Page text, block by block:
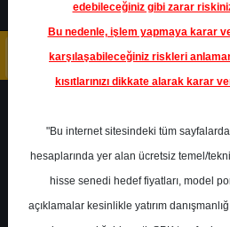
Ana Sayfa Raporlar
Rapor Detay
edebileceğiniz gibi zarar
Bu nedenle, işlem yapmaya karar
karşılaşabileceğiniz riskleri
kısıtlarınızı dikkate alarak karar
"Bu internet sitesindeki tüm
hesaplarında yer alan ücretsiz temel/
hisse senedi hedef fiyatları, model
açıklamalar kesinlikle yatırım